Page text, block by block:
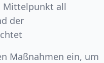
Mittelpunkt all
der
Maßnahmen ein, um